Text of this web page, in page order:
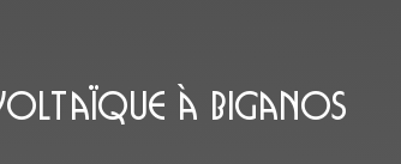
à Biganos